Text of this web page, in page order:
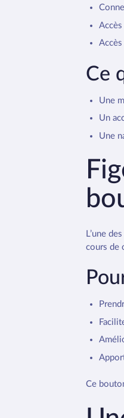
Ce
Une
Un
Une
L’une
cours de
Ce